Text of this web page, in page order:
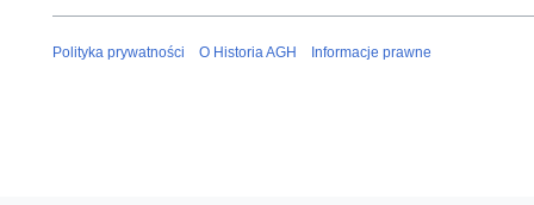
Polityka prywatności O Historia AGH Informacje prawne